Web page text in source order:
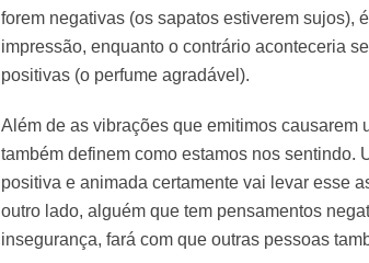
forem negativas (os sapatos estiverem sujos),
impressão, enquanto o contrário aconteceria
positivas (o perfume agradável).
Além de as vibrações que emitimos causarem
também definem como estamos nos sentindo.
positiva e animada certamente vai levar esse
outro lado, alguém que tem pensamentos
insegurança, fará com que outras pessoas